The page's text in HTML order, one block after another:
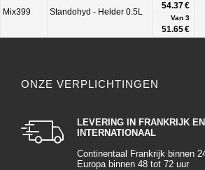
Mix399 Standohyd - Helder 0.5L
54.37 €
Van 3
51.65 €
ONZE VERPLICHTINGEN
LEVERING IN FRANKRIJK EN
INTERNATIONAAL
Continentaal Frankrijk binnen
Europa binnen 48 tot 72 uur